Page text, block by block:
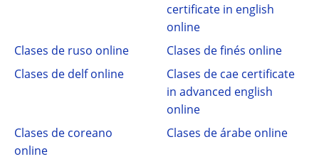
certificate in english
online
Clases de ruso online
Clases de finés online
Clases de delf online
Clases de cae certificate
in advanced english
online
Clases de coreano
online
Clases de árabe online